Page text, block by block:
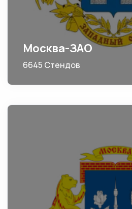
Москва-ЗАО
6645 Стендов